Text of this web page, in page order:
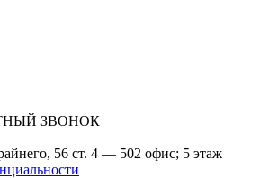
ЗВОНОК
56 ст. 4 — 502 офис; 5 этаж